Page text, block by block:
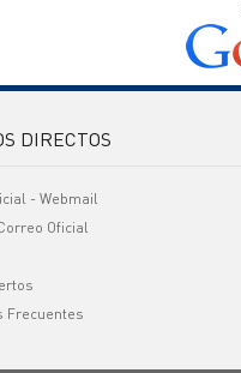
DIRECTOS
- Webmail
Oficial
Frecuentes